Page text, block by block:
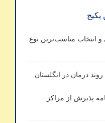
پکیج
انتخاب مناسب‌ترین نوع
درمان در انگلستان
پذیرش از مراکز